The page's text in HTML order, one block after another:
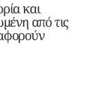
και
από τις